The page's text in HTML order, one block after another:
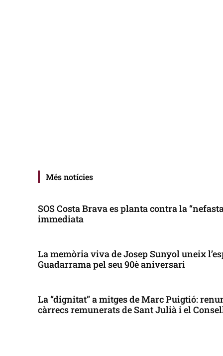
Més notícies
SOS Costa Brava es planta contra la
immediata
La memòria viva de Josep Sunyol uneix
Guadarrama pel seu 90è aniversari
La “dignitat” a mitges de Marc Puigtió:
càrrecs remunerats de Sant Julià i el